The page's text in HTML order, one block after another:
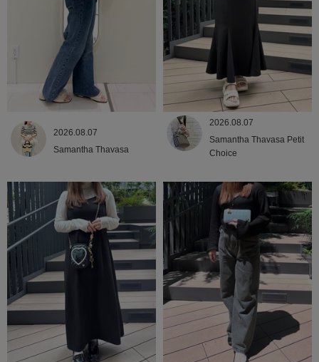
2026.08.07
Samantha Thavasa
2026.08.07
Samantha Thavasa Petit
Choice